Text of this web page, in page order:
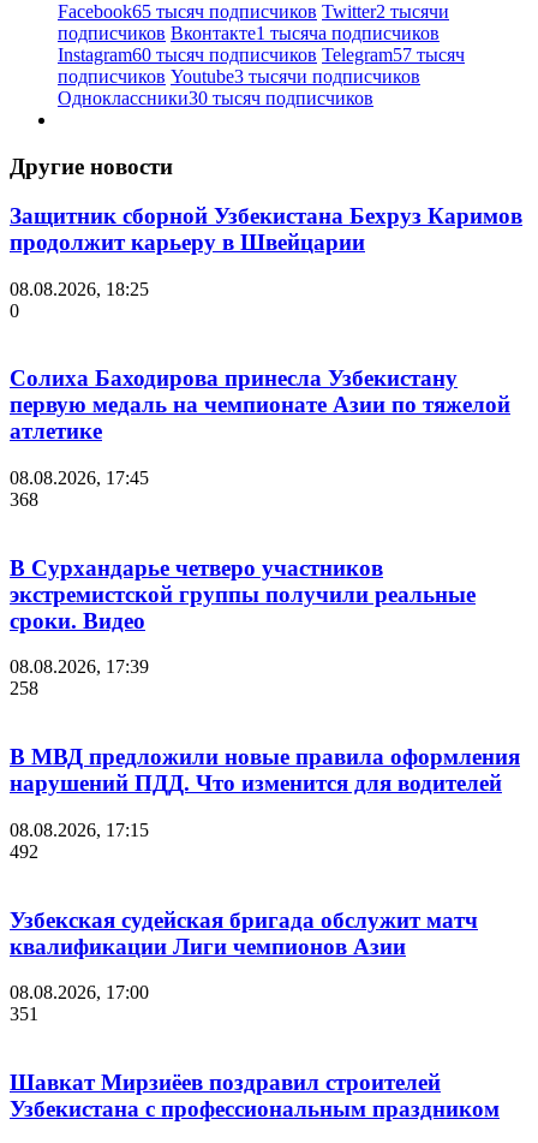
Facebook65 тысяч подписчиков Twitter2 тысячи
подписчиков Вконтакте1 тысяча подписчиков
Instagram60 тысяч подписчиков Telegram57 тысяч
подписчиков Youtube3 тысячи подписчиков
Одноклассники30 тысяч подписчиков
Другие новости
Защитник сборной Узбекистана Бехруз Каримов
продолжит карьеру в Швейцарии
08.08.2026, 18:25
0
Солиха Баходирова принесла Узбекистану
первую медаль на чемпионате Азии по тяжелой
атлетике
08.08.2026, 17:45
368
В Сурхандарье четверо участников
экстремистской группы получили реальные
сроки. Видео
08.08.2026, 17:39
258
В МВД предложили новые правила оформления
нарушений ПДД. Что изменится для водителей
08.08.2026, 17:15
492
Узбекская судейская бригада обслужит матч
квалификации Лиги чемпионов Азии
08.08.2026, 17:00
351
Шавкат Мирзиёев поздравил строителей
Узбекистана с профессиональным праздником